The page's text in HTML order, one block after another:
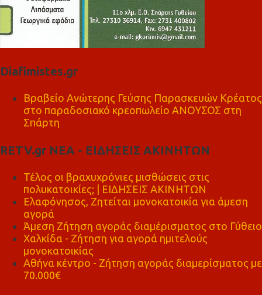
Diafimistes.gr
Βραβείο Ανώτερης Γεύσης Παρασκευών Κρέατος
στο παραδοσιακό κρεοπωλείο ΑΝΟΥΣΟΣ στη
Σπάρτη
RETV.gr ΝΕΑ - ΕΙΔΗΣΕΙΣ ΑΚΙΝΗΤΩΝ
Τέλος οι βραχυχρόνιες μισθώσεις στις
πολυκατοικίες; | ΕΙΔΗΣΕΙΣ ΑΚΙΝΗΤΩΝ
Ελαφόνησος, Ζητείται μονοκατοικία για άμεση
αγορά
Άμεση Ζήτηση αγοράς διαμέρισματος στο Γύθειο
Χαλκίδα - Ζήτηση για αγορά ημιτελούς
μονοκατοικίας
Αθήνα κέντρο - Ζήτηση αγοράς διαμερίσματος με
70.000€